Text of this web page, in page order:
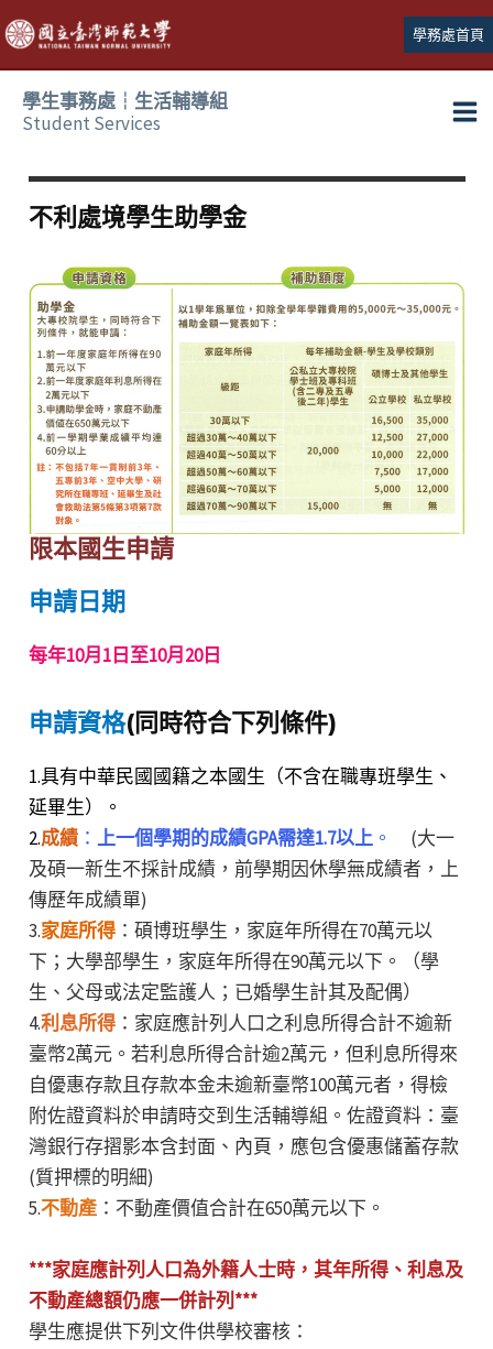
跳
至
主
學務處首頁
學生事務處┆生活輔導組
Student Services
不利處境學生助學金
限本國生申請
申請日期
每年10月1日至10月20日
申請資格(同時符合下列條件)
1.具有中華民國國籍之本國生（不含在職專班學生、
延畢生）。
2.成績： 上一個學期的成績GPA需達1.7以上。
(大一
及碩一新生不採計成績，前學期因休學無成績者，上
傳歷年成績單)
3.家庭所得：碩博班學生，家庭年所得在70萬元以
下；大學部學生，家庭年所得在90萬元以下。（學
生、父母或法定監護人；已婚學生計其及配偶）
4.利息所得：家庭應計列人口之利息所得合計不逾新
臺幣2萬元。若利息所得合計逾2萬元，但利息所得來
自優惠存款且存款本金未逾新臺幣100萬元者，得檢
附佐證資料於申請時交到生活輔導組。佐證資料：臺
灣銀行存摺影本含封面、內頁，應包含優惠儲蓄存款
(質押標的明細)
5.不動產：不動產價值合計在650萬元以下。
***家庭應計列人口為外籍人士時，其年所得、利息及
不動產總額仍應一併計列***
學生應提供下列文件供學校審核：